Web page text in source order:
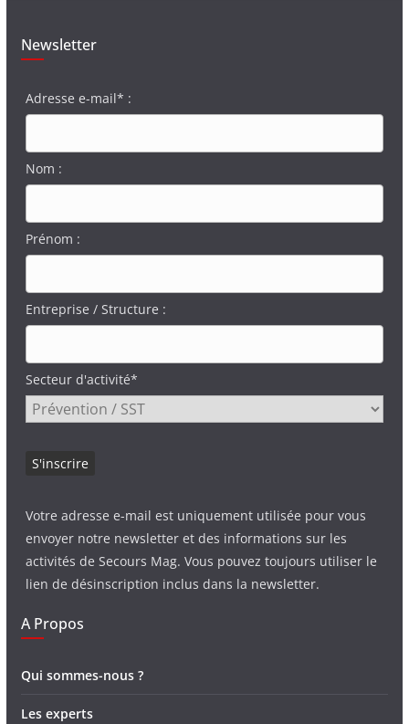
Newsletter
Adresse e-mail* :
Nom :
Prénom :
Entreprise / Structure :
Secteur d'activité*
Votre adresse e-mail est uniquement utilisée pour vous
envoyer notre newsletter et des informations sur les
activités de Secours Mag. Vous pouvez toujours utiliser le
lien de désinscription inclus dans la newsletter.
A Propos
Qui sommes-nous ?
Les experts